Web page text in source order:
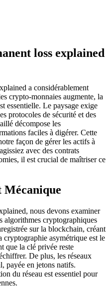
loss explained
a considérablement
crypto-monnaies augmente, la
essentielle. Le paysage exige
protocoles de sécurité et des
décompose les
faciles à digérer. Cette
façon de gérer les actifs à
avec des contrats
il est crucial de maîtriser ce
Mécanique
nous devons examiner
algorithmes cryptographiques
sur la blockchain, créant
asymétrique est le
que la clé privée reste
De plus, les réseaux
payée en jetons natifs.
du réseau est essentiel pour